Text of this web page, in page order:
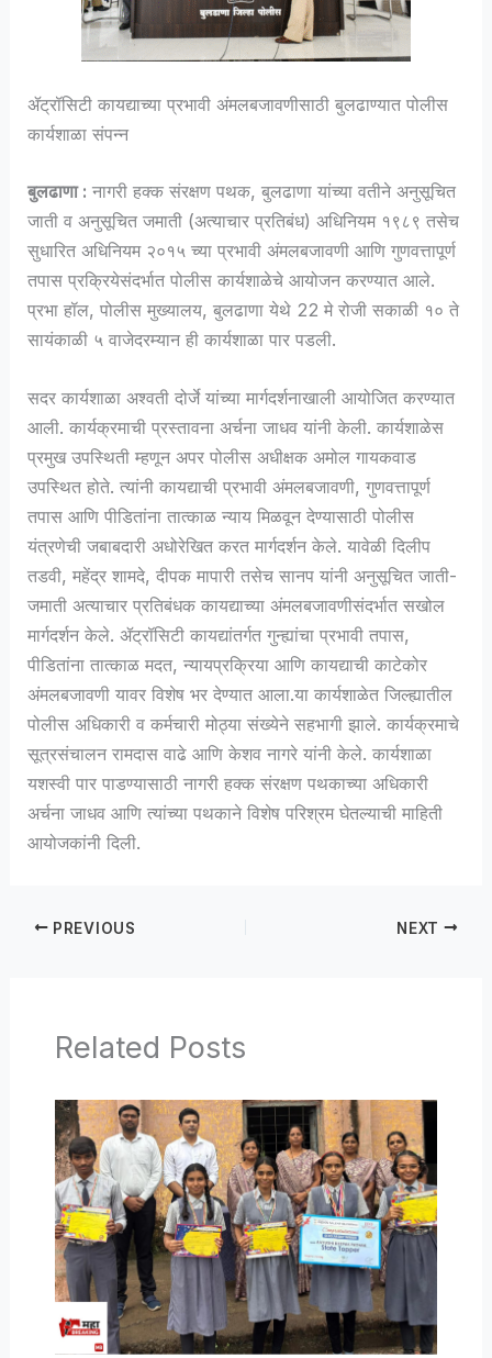
ॲट्रॉसिटी कायद्याच्या प्रभावी अंमलबजावणीसाठी बुलढाण्यात पोलीस
कार्यशाळा संपन्न
बुलढाणा : नागरी हक्क संरक्षण पथक, बुलढाणा यांच्या वतीने अनुसूचित
जाती व अनुसूचित जमाती (अत्याचार प्रतिबंध) अधिनियम १९८९ तसेच
सुधारित अधिनियम २०१५ च्या प्रभावी अंमलबजावणी आणि गुणवत्तापूर्ण
तपास प्रक्रियेसंदर्भात पोलीस कार्यशाळेचे आयोजन करण्यात आले.
प्रभा हॉल, पोलीस मुख्यालय, बुलढाणा येथे 22 मे रोजी सकाळी १० ते
सायंकाळी ५ वाजेदरम्यान ही कार्यशाळा पार पडली.
सदर कार्यशाळा अश्वती दोर्जे यांच्या मार्गदर्शनाखाली आयोजित करण्यात
आली. कार्यक्रमाची प्रस्तावना अर्चना जाधव यांनी केली. कार्यशाळेस
प्रमुख उपस्थिती म्हणून अपर पोलीस अधीक्षक अमोल गायकवाड
उपस्थित होते. त्यांनी कायद्याची प्रभावी अंमलबजावणी, गुणवत्तापूर्ण
तपास आणि पीडितांना तात्काळ न्याय मिळवून देण्यासाठी पोलीस
यंत्रणेची जबाबदारी अधोरेखित करत मार्गदर्शन केले. यावेळी दिलीप
तडवी, महेंद्र शामदे, दीपक मापारी तसेच सानप यांनी अनुसूचित जाती-
जमाती अत्याचार प्रतिबंधक कायद्याच्या अंमलबजावणीसंदर्भात सखोल
मार्गदर्शन केले. ॲट्रॉसिटी कायद्यांतर्गत गुन्ह्यांचा प्रभावी तपास,
पीडितांना तात्काळ मदत, न्यायप्रक्रिया आणि कायद्याची काटेकोर
अंमलबजावणी यावर विशेष भर देण्यात आला.या कार्यशाळेत जिल्ह्यातील
पोलीस अधिकारी व कर्मचारी मोठ्या संख्येने सहभागी झाले. कार्यक्रमाचे
सूत्रसंचालन रामदास वाढे आणि केशव नागरे यांनी केले. कार्यशाळा
यशस्वी पार पाडण्यासाठी नागरी हक्क संरक्षण पथकाच्या अधिकारी
अर्चना जाधव आणि त्यांच्या पथकाने विशेष परिश्रम घेतल्याची माहिती
आयोजकांनी दिली.
PREVIOUS NEXT
Related Posts